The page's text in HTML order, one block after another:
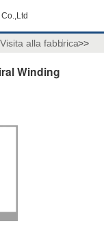
Visita alla fabbrica>>
Winding